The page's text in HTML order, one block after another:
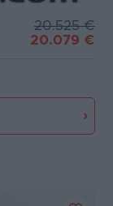
20.525 €
20.079 €